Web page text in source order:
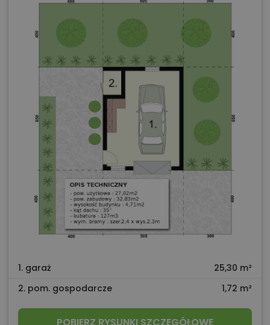
1. garaż
25,30 m²
2. pom. gospodarcze
1,72 m²